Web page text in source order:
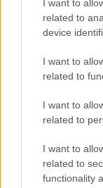
I want to
related to
device
I want to
related to
I want to
related to
I want to
related to
functionality
Ένα ακόμη
βρίσκεται στη
πυλωτή.Εφόσον
ιδιοκτήτη ή
κανείς άλλος
ή την έξοδο του
Αν κάποιος